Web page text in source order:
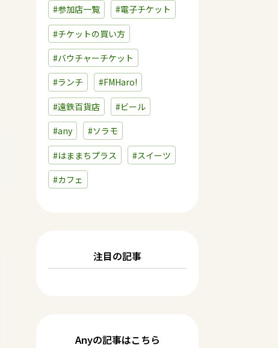
#参加店一覧 #電子チケット
#チケットの買い方
#バウチャーチケット
#ランチ #FMHaro!
#遠鉄百貨店 #ビール
#any #ソラモ
#はままちプラス #スイーツ
#カフェ
注目の記事
Anyの記事はこちら